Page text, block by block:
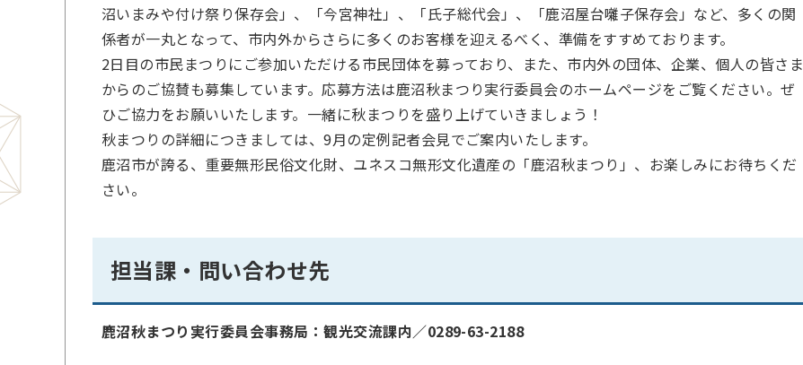
沼いまみや付け祭り保存会」、「今宮神社」、「氏子総代会」、「鹿沼屋台囃子保存会」など、多くの関
係者が一丸となって、市内外からさらに多くのお客様を迎えるべく、準備をすすめております。
2日目の市民まつりにご参加いただける市民団体を募っており、また、市内外の団体、企業、個人の皆さま
からのご協賛も募集しています。応募方法は鹿沼秋まつり実行委員会のホームページをご覧ください。ぜ
ひご協力をお願いいたします。一緒に秋まつりを盛り上げていきましょう！
秋まつりの詳細につきましては、9月の定例記者会見でご案内いたします。
鹿沼市が誇る、重要無形民俗文化財、ユネスコ無形文化遺産の「鹿沼秋まつり」、お楽しみにお待ちくだ
さい。
担当課・問い合わせ先
鹿沼秋まつり実行委員会事務局：観光交流課内／0289-63-2188